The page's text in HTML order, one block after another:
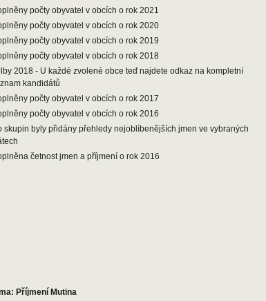
počty obyvatel v obcích o rok 2021
počty obyvatel v obcích o rok 2020
počty obyvatel v obcích o rok 2019
počty obyvatel v obcích o rok 2018
2018 - U každé zvolené obce teď najdete odkaz na kompletní
kandidátů
počty obyvatel v obcích o rok 2017
počty obyvatel v obcích o rok 2016
skupin byly přidány přehledy nejoblíbenějších jmen ve vybraných
četnost jmen a příjmení o rok 2016
Příjmení Mutina